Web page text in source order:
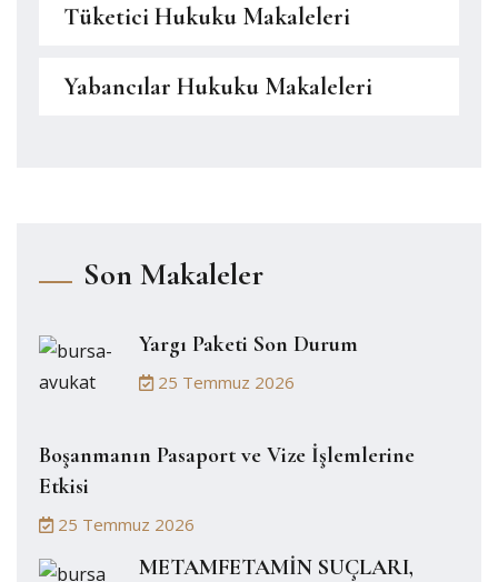
Tüketici Hukuku Makaleleri
Yabancılar Hukuku Makaleleri
Son Makaleler
Yargı Paketi Son Durum
25 Temmuz 2026
Boşanmanın Pasaport ve Vize İşlemlerine
Etkisi
25 Temmuz 2026
METAMFETAMİN SUÇLARI,